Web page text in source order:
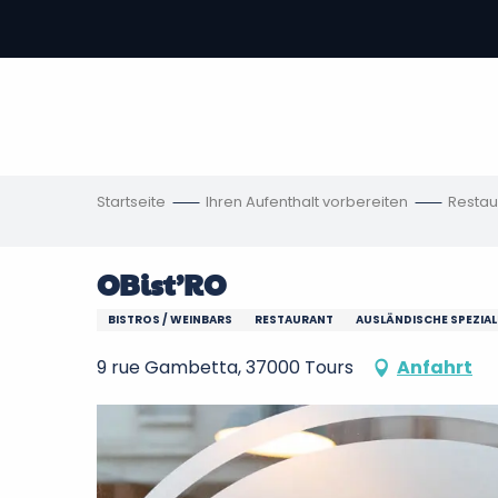
contenu
Startseite Ihren Aufenthalt vorbereiten
OBist’RO
BISTROS / WEINBARS RESTAURANT AUSLÄNDISCHE
9 rue Gambetta, 37000 Tours Anfahrt